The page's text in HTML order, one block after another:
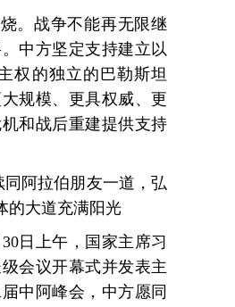
。战争不能再无限继
中方坚定支持建立以
权的独立的巴勒斯坦
规模、更具权威、更
和战后重建提供支持
阿拉伯朋友一道，弘
的大道充满阳光
日上午，国家主席习
会议开幕式并发表主
中阿峰会，中方愿同